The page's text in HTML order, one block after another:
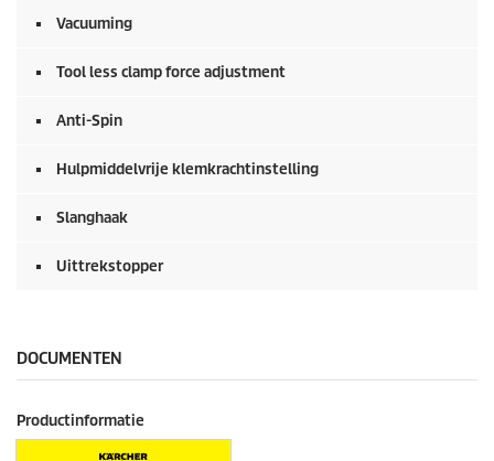
Vacuuming
Tool less clamp force adjustment
Anti-Spin
Hulpmiddelvrije klemkrachtinstelling
Slanghaak
Uittrekstopper
DOCUMENTEN
Productinformatie